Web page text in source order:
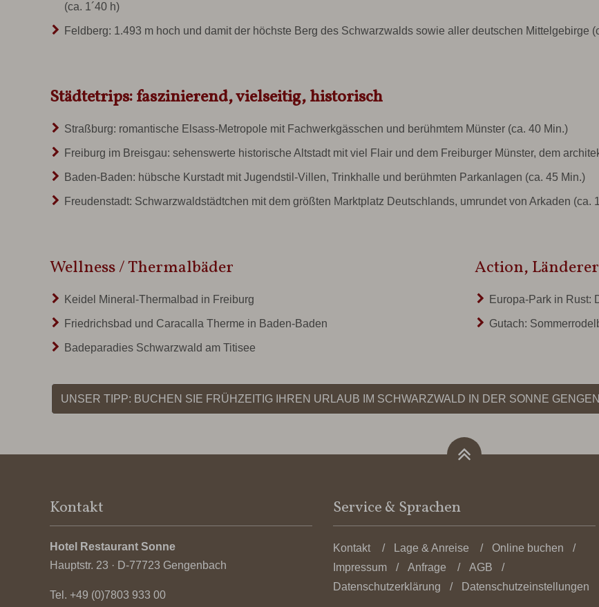
(ca. 1´40 h)
Feldberg: 1.493 m hoch und damit der höchste Berg des Schwarzwaldssowie aller deutschen Mittelgebirge
Städtetrips: faszinierend, vielseitig, historisch
Straßburg: romantische Elsass-Metropole mit Fachwerkgässchen und berühmtem Münster (ca. 40 Min.)
Freiburg im Breisgau: sehenswerte historische Altstadt mit viel Flair und dem Freiburger Münster, dem
Baden-Baden: hübsche Kurstadt mit Jugendstil-Villen, Trinkhalle und berühmten Parkanlagen (ca. 45 Min.)
Freudenstadt: Schwarzwaldstädtchen mit dem größten Marktplatz Deutschlands, umrundet von Arkaden (ca.
Wellness / Thermalbäder
Keidel Mineral-Thermalbad in Freiburg
Friedrichsbad und Caracalla Therme in Baden-Baden
Badeparadies Schwarzwald am Titisee
Action,
Europa-Park in Rust:
Gutach:
UNSER TIPP: BUCHEN SIE FRÜHZEITIG IHREN URLAUB IM SCHWARZWALD IN DER SONNE
Kontakt
Hotel Restaurant Sonne
Hauptstr. 23 · D-77723 Gengenbach
Tel. +49 (0)7803 933 00
Service & Sprachen
Kontakt Lage & Anreise
Online buchen
Impressum
Anfrage
AGB
Datenschutzerklärung
Datenschutzeinstellungen